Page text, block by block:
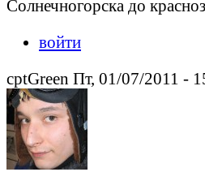
Солнечногорска до
войти
cptGreen Пт, 01/07/2011 -